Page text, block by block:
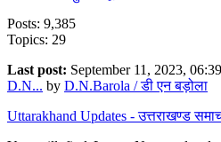
Posts: 9,385
Topics: 29
Last post: September 11, 2023,
D.N... by D.N.Barola / डी एन बड़ोला
Uttarakhand Updates - उत्तराखण्ड